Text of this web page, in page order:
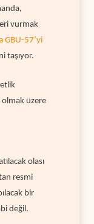
vurmak
GBU-57’yi
taşıyor.
olmak üzere
olası
resmi
bir
değil.